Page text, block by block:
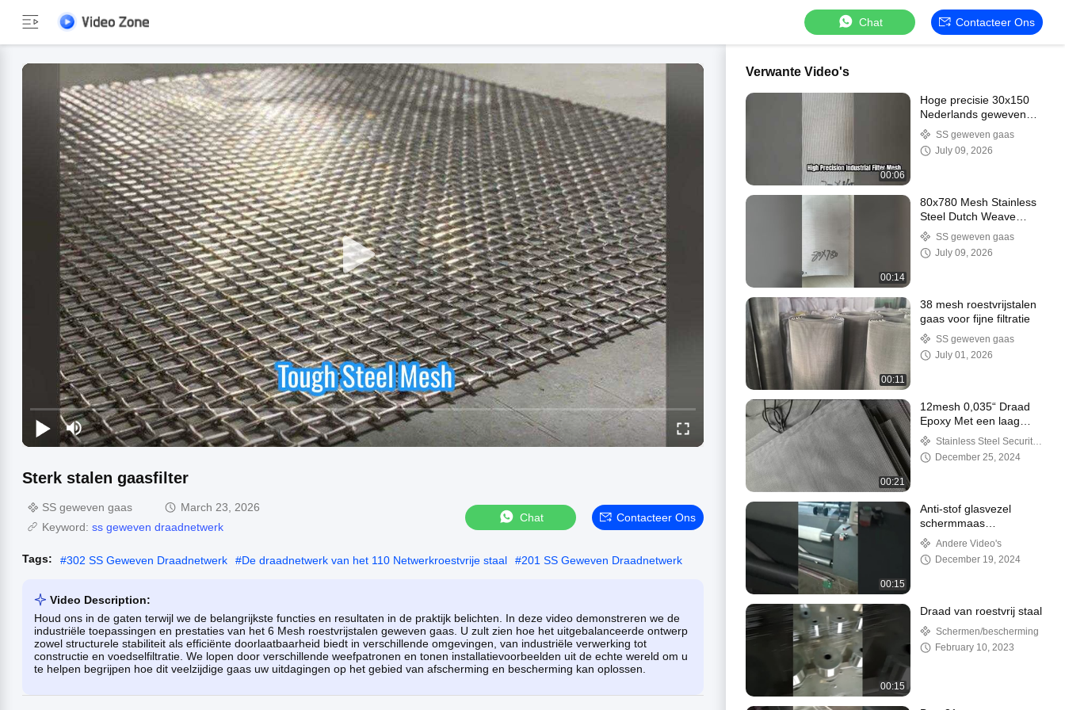
Chat Contacteer Ons
Sterk stalen gaasfilter
SS geweven gaas
March 23, 2026
Keyword: ss geweven draadnetwerk
Chat Contacteer Ons
Tags: #302 SS Geweven Draadnetwerk #De draadnetwerk van het 110 Netwerkroestvrije staal #201 SS Geweven Draadnetwerk
Video Description:
Houd ons in de gaten terwijl we de belangrijkste functies en resultaten in de praktijk belichten. In deze video demonstreren we de
industriële toepassingen en prestaties van het 6 Mesh roestvrijstalen geweven gaas. U zult zien hoe het uitgebalanceerde ontwerp
zowel structurele stabiliteit als efficiënte doorlaatbaarheid biedt in verschillende omgevingen, van industriële verwerking tot
constructie en voedselfiltratie. We lopen door verschillende weefpatronen en tonen installatievoorbeelden uit de echte wereld om u
te helpen begrijpen hoe dit veelzijdige gaas uw uitdagingen op het gebied van afscherming en bescherming kan oplossen.
Verwante Video's
00:06
Hoge precisie 30x150
Nederlands geweven
roestvrijstalen filtergaas
SS geweven gaas
July 09, 2026
00:14
80x780 Mesh Stainless
Steel Dutch Weave
Filter Screen
SS geweven gaas
July 09, 2026
00:11
38 mesh roestvrijstalen
gaas voor fijne filtratie
SS geweven gaas
July 01, 2026
00:21
12mesh 0,035“ Draad
Epoxy Met een laag
bedekte Roestvrij staal
Geweven Draad Mesh
In Wooden Case
Stainless Steel Security
Screen Mesh
December 25, 2024
00:15
Anti-stof glasvezel
schermmaas
Hoogsterke zachte
structuur
Andere Video's
December 19, 2024
00:15
Draad van roestvrij staal
Schermen/bescherming
February 10, 2023